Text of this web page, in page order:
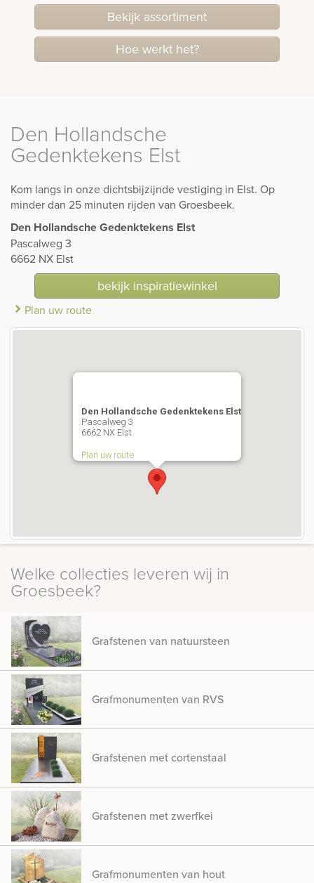
Bekijk assortiment
Hoe werkt het?
Den Hollandsche
Gedenktekens Elst
Kom langs in onze dichtsbijzijnde vestiging in Elst. Op
minder dan 25 minuten rijden van Groesbeek.
Den Hollandsche Gedenktekens Elst
Pascalweg 3
6662 NX Elst
bekijk inspiratiewinkel
Plan uw route
Den Hollandsche Gedenktekens Elst
Pascalweg 3
6662 NX Elst
Plan uw route
Welke collecties leveren wij in
Groesbeek?
Grafstenen van natuursteen
Grafmonumenten van RVS
Grafstenen met cortenstaal
Grafstenen met zwerfkei
Grafmonumenten van hout